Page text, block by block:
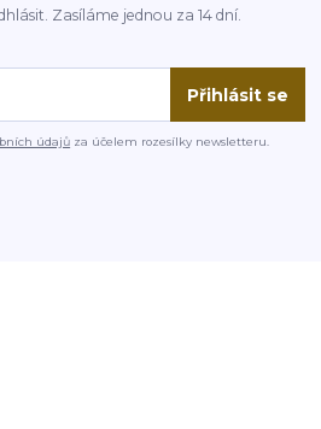
Zasíláme jednou za 14 dní.
Přihlásit se
údajů za účelem rozesílky newsletteru.